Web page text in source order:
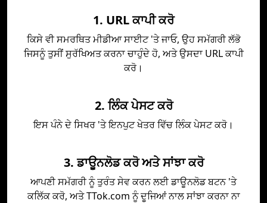
1. URL ਕਾਪੀ ਕਰੋ
ਕਿਸੇ ਵੀ ਸਮਰਥਿਤ ਮੀਡੀਆ ਸਾਈਟ 'ਤੇ ਜਾਓ, ਉਹ ਸਮੱਗਰੀ ਲੱਭੋ
ਜਿਸਨੂੰ ਤੁਸੀਂ ਸੁਰੱਖਿਅਤ ਕਰਨਾ ਚਾਹੁੰਦੇ ਹੋ, ਅਤੇ ਉਸਦਾ URL ਕਾਪੀ
ਕਰੋ।
2. ਲਿੰਕ ਪੇਸਟ ਕਰੋ
ਇਸ ਪੰਨੇ ਦੇ ਸਿਖਰ 'ਤੇ ਇਨਪੁਟ ਖੇਤਰ ਵਿੱਚ ਲਿੰਕ ਪੇਸਟ ਕਰੋ।
3. ਡਾਊਨਲੋਡ ਕਰੋ ਅਤੇ ਸਾਂਝਾ ਕਰੋ
ਆਪਣੀ ਸਮੱਗਰੀ ਨੂੰ ਤੁਰੰਤ ਸੇਵ ਕਰਨ ਲਈ ਡਾਊਨਲੋਡ ਬਟਨ 'ਤੇ
ਕਲਿੱਕ ਕਰੋ, ਅਤੇ TTok.com ਨੂੰ ਦੂਜਿਆਂ ਨਾਲ ਸਾਂਝਾ ਕਰਨਾ ਨਾ